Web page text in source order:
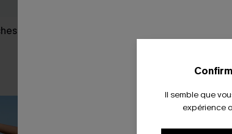
à col
Il semble que
expérience